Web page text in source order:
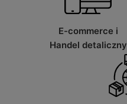
E-commerce i
Handel detaliczny